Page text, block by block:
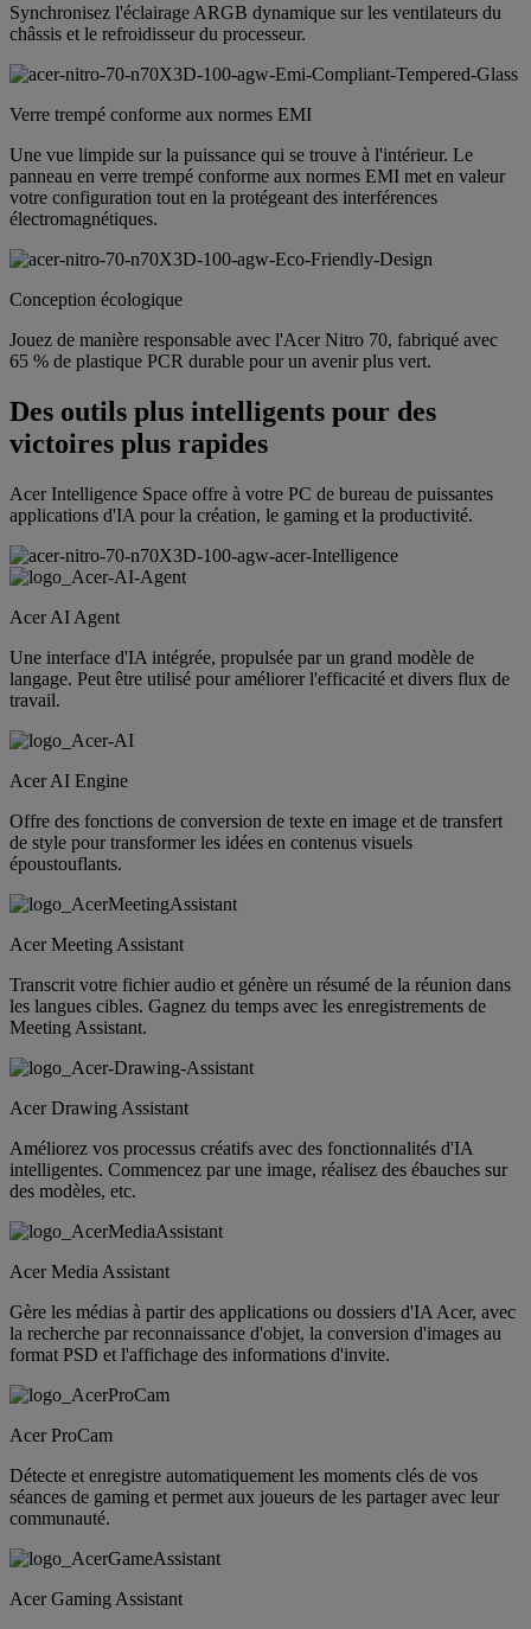
Synchronisez l'éclairage ARGB dynamique sur les ventilateurs du
châssis et le refroidisseur du processeur.
Verre trempé conforme aux normes EMI
Une vue limpide sur la puissance qui se trouve à l'intérieur. Le
panneau en verre trempé conforme aux normes EMI met en valeur
votre configuration tout en la protégeant des interférences
électromagnétiques.
Conception écologique
Jouez de manière responsable avec l'Acer Nitro 70, fabriqué avec
65 % de plastique PCR durable pour un avenir plus vert.
Des outils plus intelligents pour des
victoires plus rapides
Acer Intelligence Space offre à votre PC de bureau de puissantes
applications d'IA pour la création, le gaming et la productivité.
Acer AI Agent
Une interface d'IA intégrée, propulsée par un grand modèle de
langage. Peut être utilisé pour améliorer l'efficacité et divers flux de
travail.
Acer AI Engine
Offre des fonctions de conversion de texte en image et de transfert
de style pour transformer les idées en contenus visuels
époustouflants.
Acer Meeting Assistant
Transcrit votre fichier audio et génère un résumé de la réunion dans
les langues cibles. Gagnez du temps avec les enregistrements de
Meeting Assistant.
Acer Drawing Assistant
Améliorez vos processus créatifs avec des fonctionnalités d'IA
intelligentes. Commencez par une image, réalisez des ébauches sur
des modèles, etc.
Acer Media Assistant
Gère les médias à partir des applications ou dossiers d'IA Acer, avec
la recherche par reconnaissance d'objet, la conversion d'images au
format PSD et l'affichage des informations d'invite.
Acer ProCam
Détecte et enregistre automatiquement les moments clés de vos
séances de gaming et permet aux joueurs de les partager avec leur
communauté.
Acer Gaming Assistant